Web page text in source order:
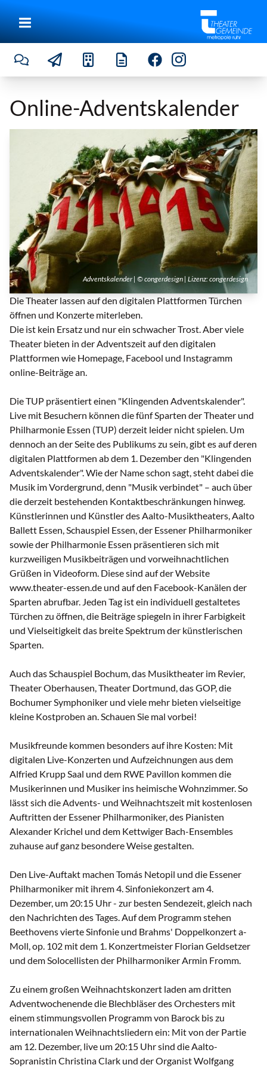
Online-Adventskalender
Die Theater lassen auf den digitalen Plattformen Türchen
öffnen und Konzerte miterleben.
Die ist kein Ersatz und nur ein schwacher Trost. Aber viele
Theater bieten in der Adventszeit auf den digitalen
Plattformen wie Homepage, Facebool und Instagramm
online-Beiträge an.
Die TUP präsentiert einen "Klingenden Adventskalender".
Live mit Besuchern können die fünf Sparten der Theater und
Philharmonie Essen (TUP) derzeit leider nicht spielen. Um
dennoch an der Seite des Publikums zu sein, gibt es auf deren
digitalen Plattformen ab dem 1. Dezember den "Klingenden
Adventskalender". Wie der Name schon sagt, steht dabei die
Musik im Vordergrund, denn "Musik verbindet" – auch über
die derzeit bestehenden Kontaktbeschränkungen hinweg.
Künstlerinnen und Künstler des Aalto-Musiktheaters, Aalto
Ballett Essen, Schauspiel Essen, der Essener Philharmoniker
sowie der Philharmonie Essen präsentieren sich mit
kurzweiligen Musikbeiträgen und vorweihnachtlichen
Grüßen in Videoform. Diese sind auf der Website
www.theater-essen.de und auf den Facebook-Kanälen der
Sparten abrufbar. Jeden Tag ist ein individuell gestaltetes
Türchen zu öffnen, die Beiträge spiegeln in ihrer Farbigkeit
und Vielseitigkeit das breite Spektrum der künstlerischen
Sparten.
Auch das Schauspiel Bochum, das Musiktheater im Revier,
Theater Oberhausen, Theater Dortmund, das GOP, die
Bochumer Symphoniker und viele mehr bieten vielseitige
kleine Kostproben an. Schauen Sie mal vorbei!
Musikfreunde kommen besonders auf ihre Kosten: Mit
digitalen Live-Konzerten und Aufzeichnungen aus dem
Alfried Krupp Saal und dem RWE Pavillon kommen die
Musikerinnen und Musiker ins heimische Wohnzimmer. So
lässt sich die Advents- und Weihnachtszeit mit kostenlosen
Auftritten der Essener Philharmoniker, des Pianisten
Alexander Krichel und dem Kettwiger Bach-Ensembles
zuhause auf ganz besondere Weise gestalten.
Den Live-Auftakt machen Tomás Netopil und die Essener
Philharmoniker mit ihrem 4. Sinfoniekonzert am 4.
Dezember, um 20:15 Uhr - zur besten Sendezeit, gleich nach
den Nachrichten des Tages. Auf dem Programm stehen
Beethovens vierte Sinfonie und Brahms' Doppelkonzert a-
Moll, op. 102 mit dem 1. Konzertmeister Florian Geldsetzer
und dem Solocellisten der Philharmoniker Armin Fromm.
Zu einem großen Weihnachtskonzert laden am dritten
Adventwochenende die Blechbläser des Orchesters mit
einem stimmungsvollen Programm von Barock bis zu
internationalen Weihnachtsliedern ein: Mit von der Partie
am 12. Dezember, live um 20:15 Uhr sind die Aalto-
Sopranistin Christina Clark und der Organist Wolfgang
Adventskalender | © congerdesign | Lizenz:congerdesign